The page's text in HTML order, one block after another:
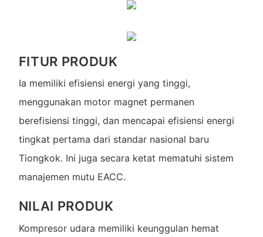
FITUR PRODUK
Ia memiliki efisiensi energi yang tinggi,
menggunakan motor magnet permanen
berefisiensi tinggi, dan mencapai efisiensi energi
tingkat pertama dari standar nasional baru
Tiongkok. Ini juga secara ketat mematuhi sistem
manajemen mutu EACC.
NILAI PRODUK
Kompresor udara memiliki keunggulan hemat